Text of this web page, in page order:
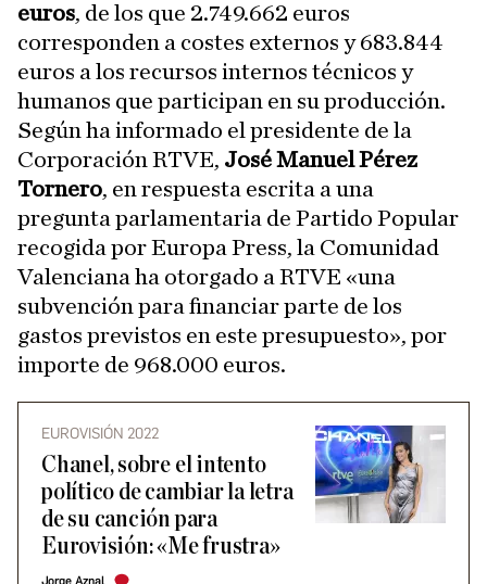
euros, de los que 2.749.662 euros
corresponden a costes externos y 683.844
euros a los recursos internos técnicos y
humanos que participan en su producción.
Según ha informado el presidente de la
Corporación RTVE, José Manuel Pérez
Tornero, en respuesta escrita a una
pregunta parlamentaria de Partido Popular
recogida por Europa Press, la Comunidad
Valenciana ha otorgado a RTVE «una
subvención para financiar parte de los
gastos previstos en este presupuesto», por
importe de 968.000 euros.
EUROVISIÓN 2022
Chanel, sobre el intento
político de cambiar la letra
de su canción para
Eurovisión: «Me frustra»